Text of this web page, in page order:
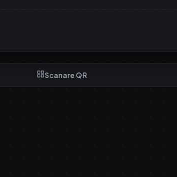
Scanare QR